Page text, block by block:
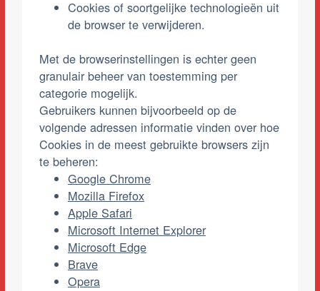
Cookies of soortgelijke technologieën uit
de browser te verwijderen.
Met de browserinstellingen is echter geen
granulair beheer van toestemming per
categorie mogelijk.
Gebruikers kunnen bijvoorbeeld op de
volgende adressen informatie vinden over hoe
Cookies in de meest gebruikte browsers zijn
te beheren:
Google Chrome
Mozilla Firefox
Apple Safari
Microsoft Internet Explorer
Microsoft Edge
Brave
Opera